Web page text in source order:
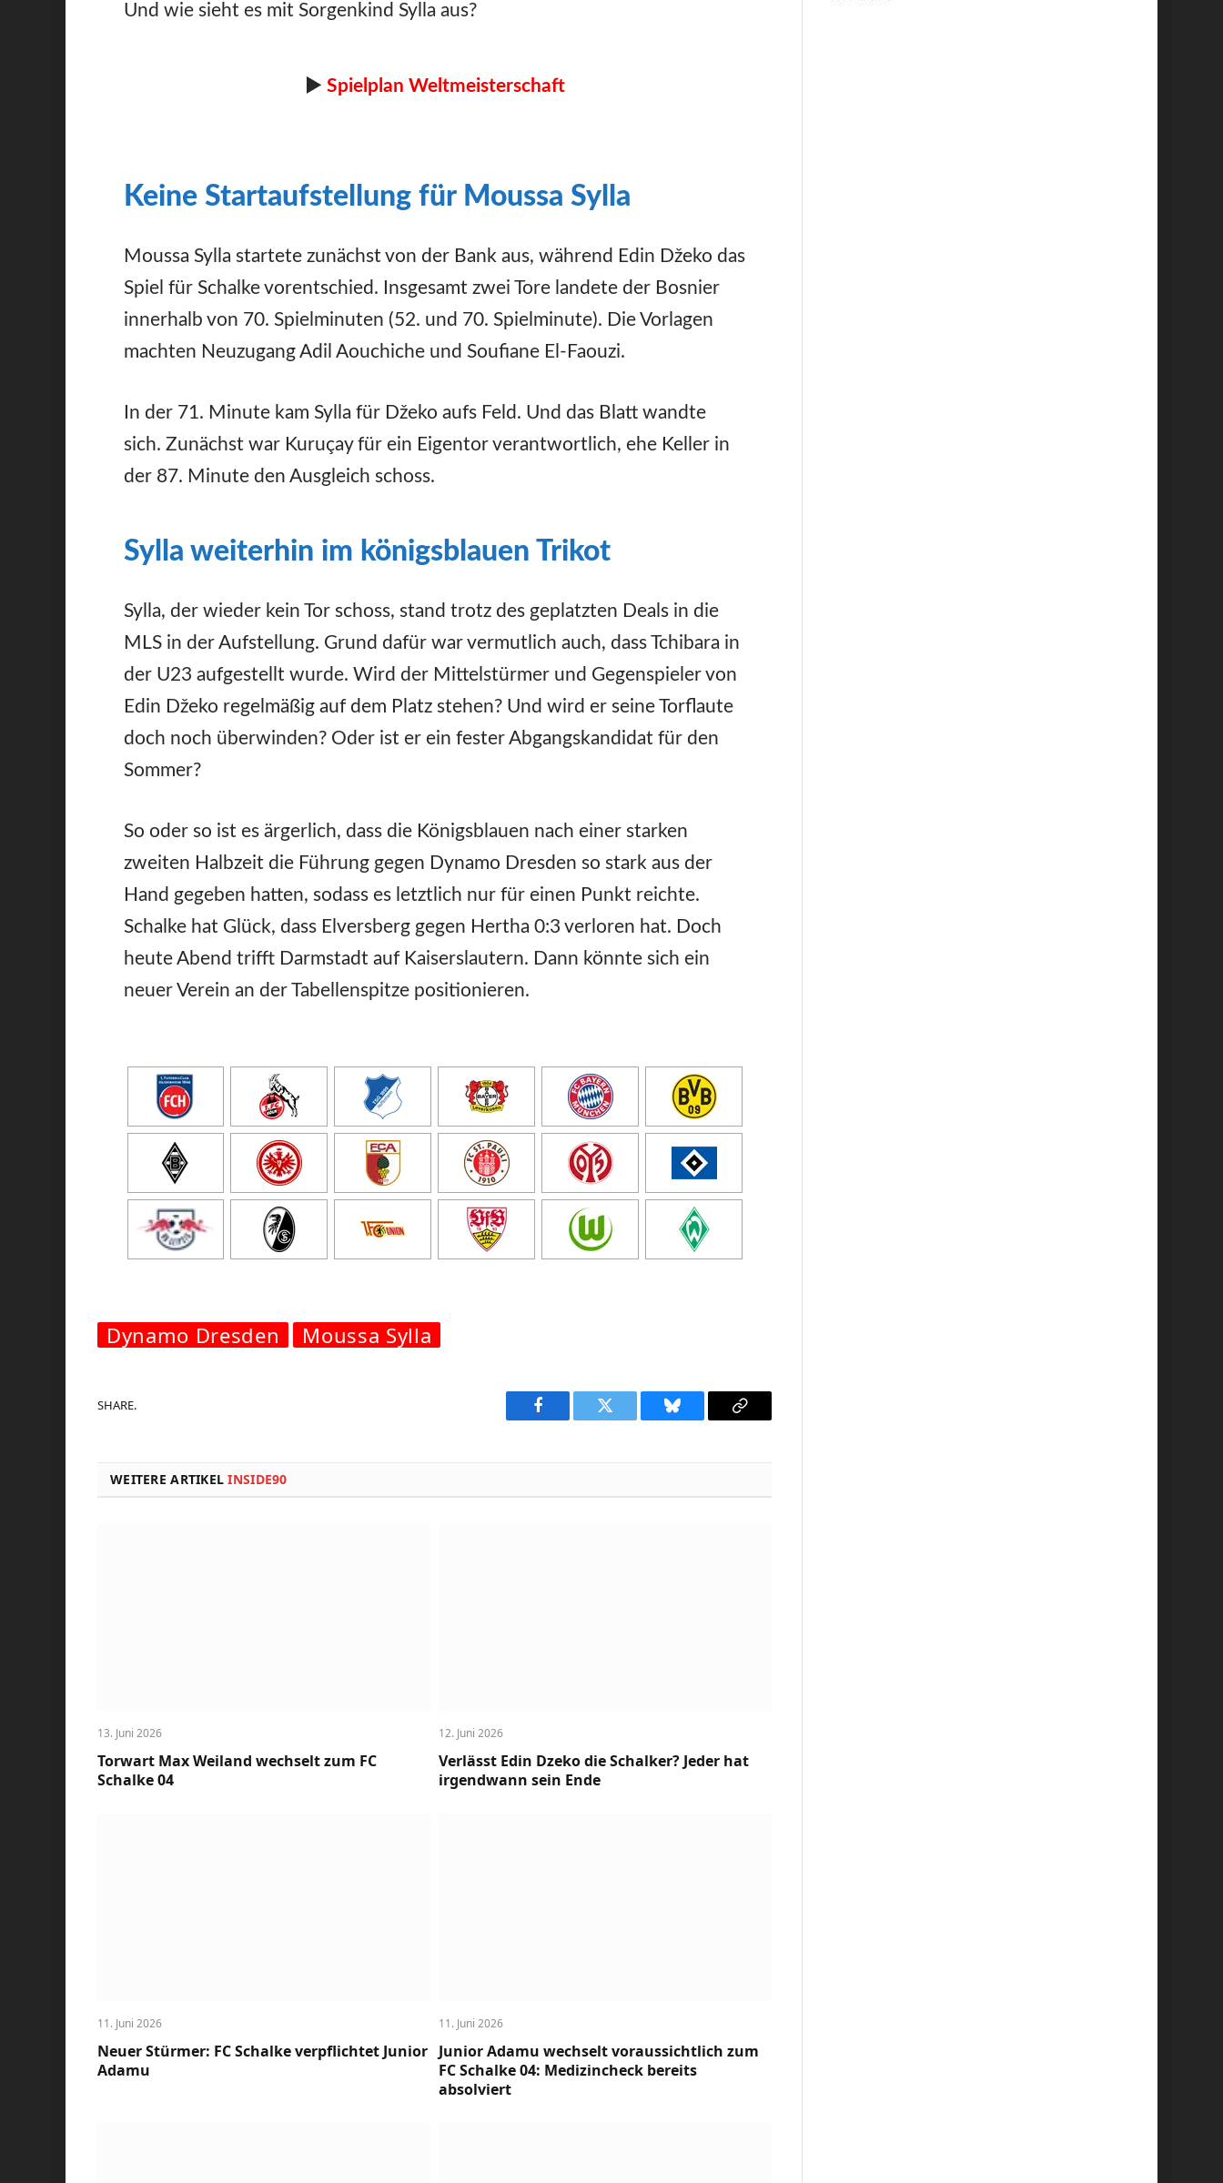
Und wie sieht es mit Sorgenkind Sylla aus?
► Spielplan Weltmeisterschaft
Keine Startaufstellung für Moussa Sylla
Moussa Sylla startete zunächst von der Bank aus, während Edin Džeko das
Spiel für Schalke vorentschied. Insgesamt zwei Tore landete der Bosnier
innerhalb von 70. Spielminuten (52. und 70. Spielminute). Die Vorlagen
machten Neuzugang Adil Aouchiche und Soufiane El-Faouzi.
In der 71. Minute kam Sylla für Džeko aufs Feld. Und das Blatt wandte
sich. Zunächst war Kuruçay für ein Eigentor verantwortlich, ehe Keller in
der 87. Minute den Ausgleich schoss.
Sylla weiterhin im königsblauen Trikot
Sylla, der wieder kein Tor schoss, stand trotz des geplatzten Deals in die
MLS in der Aufstellung. Grund dafür war vermutlich auch, dass Tchibara in
der U23 aufgestellt wurde. Wird der Mittelstürmer und Gegenspieler von
Edin Džeko regelmäßig auf dem Platz stehen? Und wird er seine Torflaute
doch noch überwinden? Oder ist er ein fester Abgangskandidat für den
Sommer?
So oder so ist es ärgerlich, dass die Königsblauen nach einer starken
zweiten Halbzeit die Führung gegen Dynamo Dresden so stark aus der
Hand gegeben hatten, sodass es letztlich nur für einen Punkt reichte.
Schalke hat Glück, dass Elversberg gegen Hertha 0:3 verloren hat. Doch
heute Abend trifft Darmstadt auf Kaiserslautern. Dann könnte sich ein
neuer Verein an der Tabellenspitze positionieren.
Dynamo Dresden Moussa Sylla
SHARE.
Facebook Twitter Bluesky
Copy
WEITERE ARTIKELINSIDE90
13. Juni 2026
Torwart Max Weiland wechselt zum FC
Schalke 04
12. Juni 2026
Verlässt Edin Dzeko die Schalker? Jeder hat
irgendwann sein Ende
11. Juni 2026
Neuer Stürmer: FC Schalke verpflichtet Junior
Adamu
11. Juni 2026
Junior Adamu wechselt voraussichtlich zum
FC Schalke 04: Medizincheck bereits
absolviert